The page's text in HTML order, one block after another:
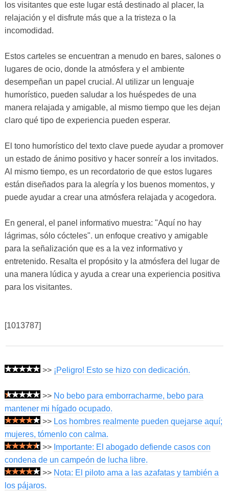
los visitantes que este lugar está destinado al placer, la
relajación y el disfrute más que a la tristeza o la
incomodidad.
Estos carteles se encuentran a menudo en bares, salones o
lugares de ocio, donde la atmósfera y el ambiente
desempeñan un papel crucial. Al utilizar un lenguaje
humorístico, pueden saludar a los huéspedes de una
manera relajada y amigable, al mismo tiempo que les dejan
claro qué tipo de experiencia pueden esperar.
El tono humorístico del texto clave puede ayudar a promover
un estado de ánimo positivo y hacer sonreír a los invitados.
Al mismo tiempo, es un recordatorio de que estos lugares
están diseñados para la alegría y los buenos momentos, y
puede ayudar a crear una atmósfera relajada y acogedora.
En general, el panel informativo muestra: "Aquí no hay
lágrimas, sólo cócteles". un enfoque creativo y amigable
para la señalización que es a la vez informativo y
entretenido. Resalta el propósito y la atmósfera del lugar de
una manera lúdica y ayuda a crear una experiencia positiva
para los visitantes.
[1013787]
>> ¡Peligro! Esto se hizo con dedicación.
>> No bebo para emborracharme, bebo para
mantener mi hígado ocupado.
>> Los hombres realmente pueden quejarse aquí;
mujeres, tómenlo con calma.
>> Importante: El abogado defiende casos con
condena de un campeón de lucha libre.
>> Nota: El piloto ama a las azafatas y también a
los pájaros.